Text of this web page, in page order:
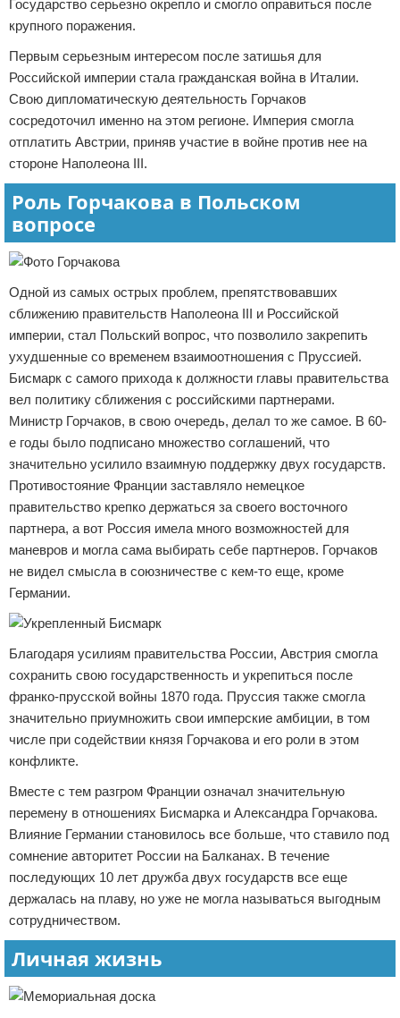
Государство серьезно окрепло и смогло оправиться после
крупного поражения.
Первым серьезным интересом после затишья для
Российской империи стала гражданская война в Италии.
Свою дипломатическую деятельность Горчаков
сосредоточил именно на этом регионе. Империя смогла
отплатить Австрии, приняв участие в войне против нее на
стороне Наполеона III.
Роль Горчакова в Польском
вопросе
Одной из самых острых проблем, препятствовавших
сближению правительств Наполеона III и Российской
империи, стал Польский вопрос, что позволило закрепить
ухудшенные со временем взаимоотношения с Пруссией.
Бисмарк с самого прихода к должности главы правительства
вел политику сближения с российскими партнерами.
Министр Горчаков, в свою очередь, делал то же самое. В 60-
е годы было подписано множество соглашений, что
значительно усилило взаимную поддержку двух государств.
Противостояние Франции заставляло немецкое
правительство крепко держаться за своего восточного
партнера, а вот Россия имела много возможностей для
маневров и могла сама выбирать себе партнеров. Горчаков
не видел смысла в союзничестве с кем-то еще, кроме
Германии.
Благодаря усилиям правительства России, Австрия смогла
сохранить свою государственность и укрепиться после
франко-прусской войны 1870 года. Пруссия также смогла
значительно приумножить свои имперские амбиции, в том
числе при содействии князя Горчакова и его роли в этом
конфликте.
Вместе с тем разгром Франции означал значительную
перемену в отношениях Бисмарка и Александра Горчакова.
Влияние Германии становилось все больше, что ставило под
сомнение авторитет России на Балканах. В течение
последующих 10 лет дружба двух государств все еще
держалась на плаву, но уже не могла называться выгодным
сотрудничеством.
Личная жизнь